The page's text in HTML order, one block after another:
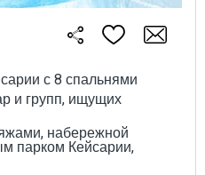
с 8 спальнями
и групп, ищущих
набережной
парком Кейсарии,